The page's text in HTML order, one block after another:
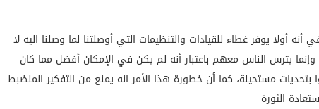
أولا يوفر غطاء للقيادات والتنظيمات التي أوصلتنا لما وصلنا اليه لا
يترس الناس معهم باعتبار أنه لم يكن في الإمكان أفضل مما كان
مستحيلة، كما أن خطورة هذا الأمر انه يمنع من التفكير المنضبط
الثورة